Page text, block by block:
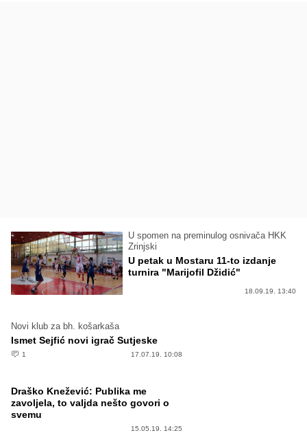
U spomen na preminulog osnivača HKK
Zrinjski
U petak u Mostaru 11-to izdanje
turnira "Marijofil Džidić"
18.09.19. 13:40
Novi klub za bh. košarkaša
Ismet Sejfić novi igrač Sutjeske
1 17.07.19. 10:08
Draško Knežević: Publika me
zavoljela, to valjda nešto govori o
svemu
15.05.19. 14:25